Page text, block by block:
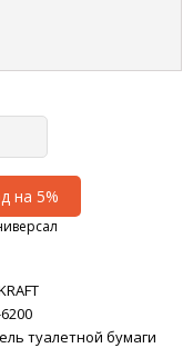
на 5%
туалетной бумаги